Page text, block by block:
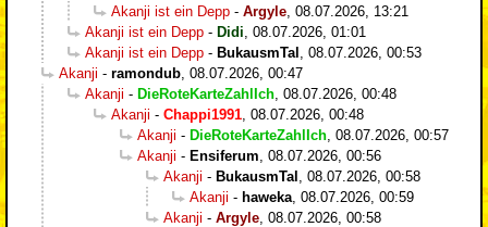
Akanji ist ein Depp - Argyle 08.07.2026, 13:21
Akanji ist ein Depp - Didi 08.07.2026, 01:01
Akanji ist ein Depp - BukausmTal
08.07.2026, 00:53
Akanji - ramondub 08.07.2026, 00:47
Akanji - DieRoteKarteZahlIch 08.07.2026, 00:48
Akanji - Chappi1991 08.07.2026, 00:48
Akanji - DieRoteKarteZahlIch 08.07.2026, 00:57
Akanji - Ensiferum 08.07.2026, 00:56
Akanji - BukausmTal
08.07.2026, 00:58
Akanji - haweka 08.07.2026, 00:59
Akanji - Argyle 08.07.2026, 00:58